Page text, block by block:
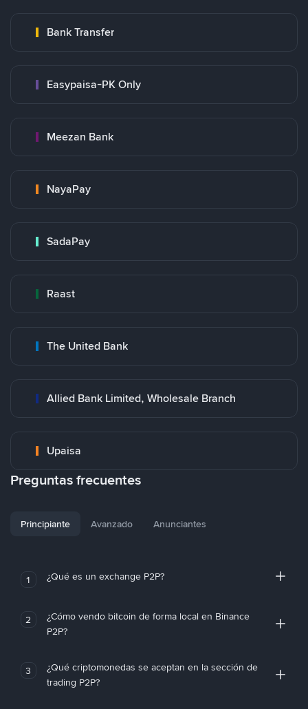
Bank Transfer
Easypaisa-PK Only
Meezan Bank
NayaPay
SadaPay
Raast
The United Bank
Allied Bank Limited, Wholesale Branch
Upaisa
Preguntas frecuentes
Principiante Avanzado Anunciantes
1 ¿Qué es un exchange P2P?
2
¿Cómo vendo bitcoin de forma local en Binance
P2P?
3
¿Qué criptomonedas se aceptan en la sección de
trading P2P?